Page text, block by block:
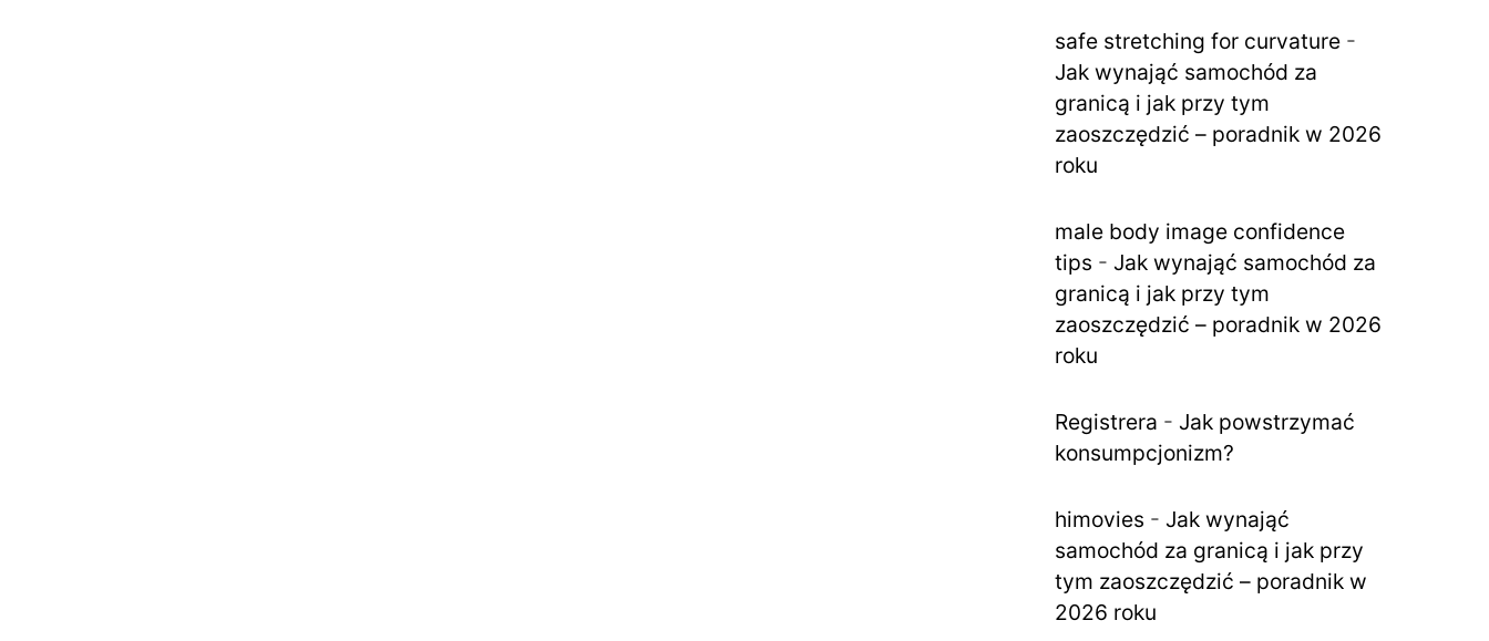
safe stretching for curvature -
Jak wynająć samochód za
granicą i jak przy tym
zaoszczędzić – poradnik w 2026
roku
male body image confidence
tips - Jak wynająć samochód za
granicą i jak przy tym
zaoszczędzić – poradnik w 2026
roku
Registrera - Jak powstrzymać
konsumpcjonizm?
himovies - Jak wynająć
samochód za granicą i jak przy
tym zaoszczędzić – poradnik w
2026 roku